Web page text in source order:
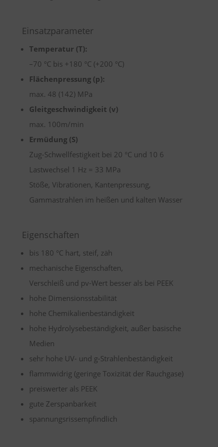
Einsatzparameter
Temperatur (T):
–70 °C bis +180 °C (+200 °C)
Flächenpressung (p):
max. 48 (142) MPa
Gleitgeschwindigkeit (v)
max. 100m/min
Ermüdung (S)
Zug-Schwellfestigkeit bei 20 °C und 10 6
Lastwechsel 1 Hz = 33 MPa
Stöße, Vibrationen, Kantenpressung,
Gammastrahlen im heißen und kalten Wasser
Eigenschaften
bis 180 °C hart, steif, zäh
mechanische Eigenschaften,
Verschleiß und pv-Wert besser als bei PEEK
hohe Dimensionsstabilität
hohe Chemikalienbeständigkeit
hohe Hydrolysebeständigkeit, außer basische
Medien
sehr hohe UV- und g-Strahlenbeständigkeit
flammwidrig (geringe Toxizität der Rauchgase)
preiswerter als PEEK
gute Zerspanbarkeit
spannungsrissempfindlich